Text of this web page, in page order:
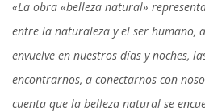
«La obra «belleza natural»
entre la naturaleza y el ser humano,
envuelve en nuestros días y noches,
encontrarnos, a conectarnos con
cuenta que la belleza natural se